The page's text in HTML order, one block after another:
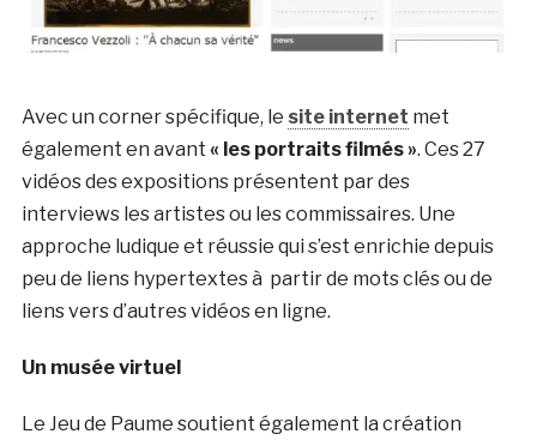
Avec un corner spécifique, le site internet met
également en avant « les portraits filmés ». Ces 27
vidéos des expositions présentent par des
interviews les artistes ou les commissaires. Une
approche ludique et réussie qui s’est enrichie depuis
peu de liens hypertextes à partir de mots clés ou de
liens vers d’autres vidéos en ligne.
Un musée virtuel
Le Jeu de Paume soutient également la création